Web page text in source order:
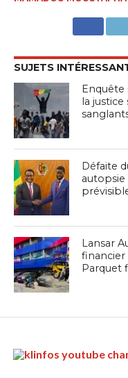
SUJETS
Enquête
la justice
Défaite
autopsie
Lansar
financier
Parquet